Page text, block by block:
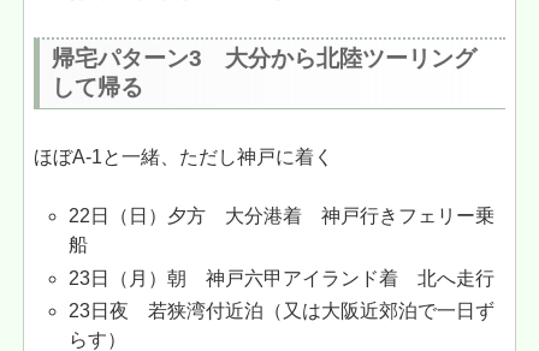
帰宅パターン3 大分から北陸ツーリング
して帰る
ほぼA-1と一緒、ただし神戸に着く
22日（日）夕方 大分港着 神戸行きフェリー乗
船
23日（月）朝 神戸六甲アイランド着 北へ走行
23日夜 若狭湾付近泊（又は大阪近郊泊で一日ず
らす）